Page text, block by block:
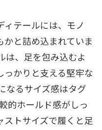
テールには、モノ
と詰め込まれていま
は、足を包み込むよ
っかりと支える堅牢な
なるサイズ感はタグ
的ホールド感がしっ
ストサイズで履くと足